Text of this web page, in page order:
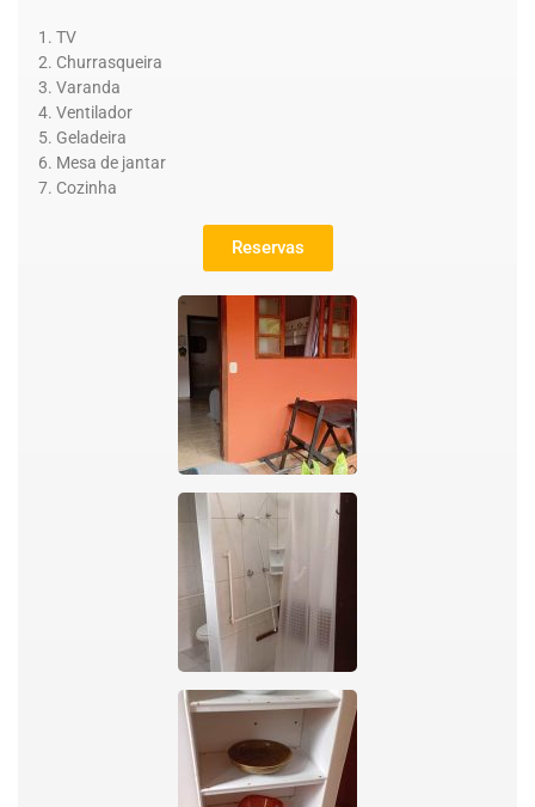
TV
Churrasqueira
Varanda
Ventilador
Geladeira
Mesa de jantar
Cozinha
Reservas